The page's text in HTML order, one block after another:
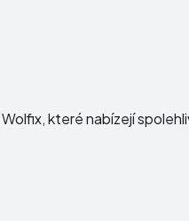
Wolfix, které nabízejí